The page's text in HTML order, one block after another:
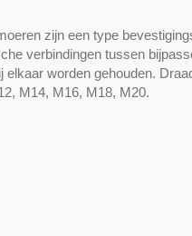
zijn een type
verbindingen tussen
elkaar worden gehouden.
M14, M16, M18, M20.